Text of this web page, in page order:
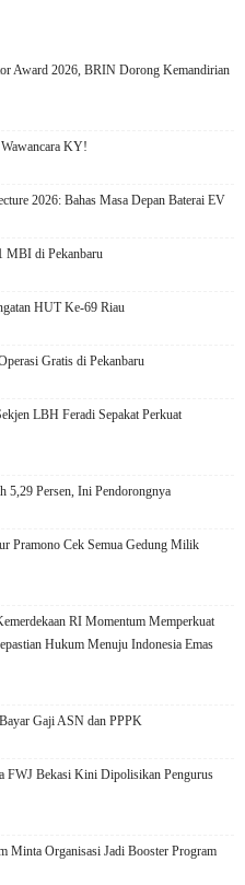
Award 2026, BRIN Dorong Kemandirian
KY!
2026: Bahas Masa Depan Baterai EV
MBI di Pekanbaru
HUT Ke-69 Riau
Gratis di Pekanbaru
LBH Feradi Sepakat Perkuat
5,29 Persen, Ini Pendorongnya
Pramono Cek Semua Gedung Milik
RI Momentum Memperkuat
Hukum Menuju Indonesia Emas
Gaji ASN dan PPPK
FWJ Bekasi Kini Dipolisikan Pengurus
Minta Organisasi Jadi Booster Program